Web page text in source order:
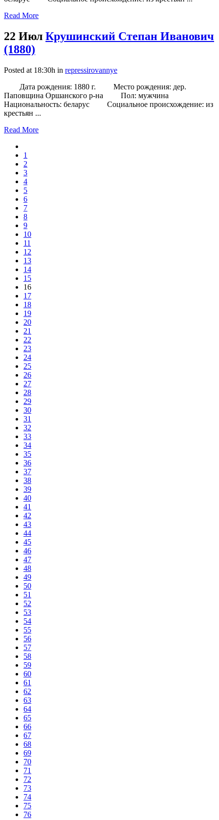
Read More
22 Июл Крушинский Степан Иванович
(1880)
Posted at 18:30h in repressirovannye
Дата рождения: 1880 г. Место рождения: дер.
Паповщина Оршанского р-на Пол: мужчина
Национальность: беларус Социальное происхождение: из
крестьян ...
Read More
1
2
3
4
5
6
7
8
9
10
11
12
13
14
15
16
17
18
19
20
21
22
23
24
25
26
27
28
29
30
31
32
33
34
35
36
37
38
39
40
41
42
43
44
45
46
47
48
49
50
51
52
53
54
55
56
57
58
59
60
61
62
63
64
65
66
67
68
69
70
71
72
73
74
75
76